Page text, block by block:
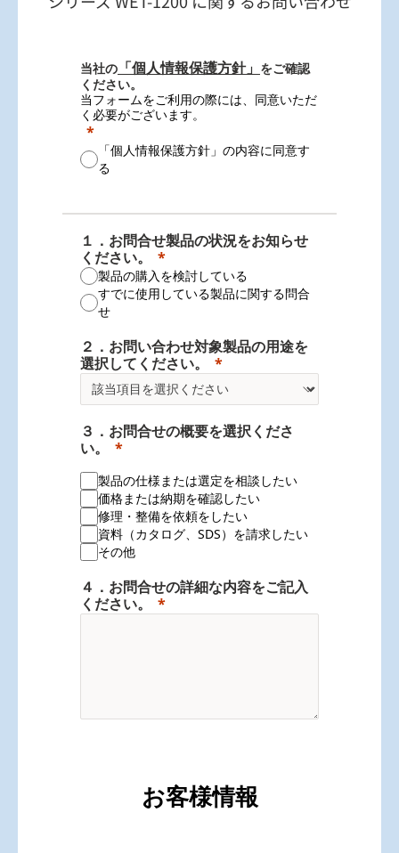
当社の 「個人情報保護方針」 をご確認
ください。
当フォームをご利用の際には、同意いただ
く必要がございます。
「個人情報保護方針」の内容に同意す
る
１．お問合せ製品の状況をお知らせ
ください。
製品の購入を検討している
すでに使用している製品に関する問合
せ
２．お問い合わせ対象製品の用途を
選択してください。
３．お問合せの概要を選択くださ
い。
製品の仕様または選定を相談したい
価格または納期を確認したい
修理・整備を依頼をしたい
資料（カタログ、SDS）を請求したい
その他
４．お問合せの詳細な内容をご記入
ください。
お客様情報